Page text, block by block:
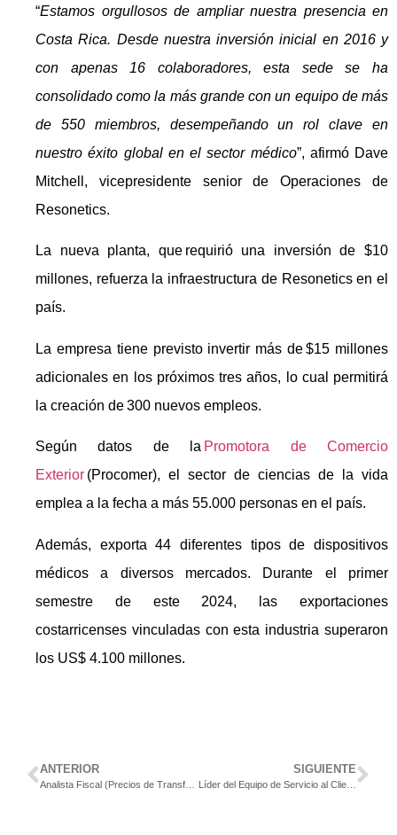
“Estamos orgullosos de ampliar nuestra presencia en
Costa Rica. Desde nuestra inversión inicial en 2016 y
con apenas 16 colaboradores, esta sede se ha
consolidado como la más grande con un equipo de más
de 550 miembros, desempeñando un rol clave en
nuestro éxito global en el sector médico”, afirmó Dave
Mitchell, vicepresidente senior de Operaciones de
Resonetics.
La nueva planta, que requirió una inversión de $10
millones, refuerza la infraestructura de Resonetics en el
país.
La empresa tiene previsto invertir más de $15 millones
adicionales en los próximos tres años, lo cual permitirá
la creación de 300 nuevos empleos.
Según datos de la Promotora de Comercio
Exterior (Procomer), el sector de ciencias de la vida
emplea a la fecha a más 55.000 personas en el país.
Además, exporta 44 diferentes tipos de dispositivos
médicos a diversos mercados. Durante el primer
semestre de este 2024, las exportaciones
costarricenses vinculadas con esta industria superaron
los US$ 4.100 millones.
ANTERIOR SIGUIENTE
Líder del Equipo de Servicio al Cliente